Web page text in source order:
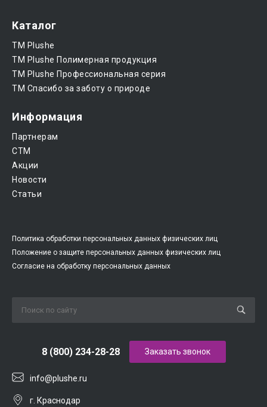
Каталог
ТМ Plushe
ТМ Plushe Полимерная продукция
ТМ Plushe Профессиональная серия
ТМ Спасибо за заботу о природе
Информация
Партнерам
CTM
Акции
Новости
Статьи
Политика обработки персональных данных физических лиц
Положение о защите персональных данных физических лиц
Согласие на обработку персональных данных
info@plushe.ru
8 (800) 234-28-28
г. Краснодар
Заказать звонок